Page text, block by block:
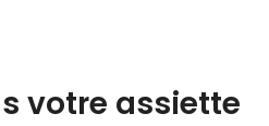
votre assiette